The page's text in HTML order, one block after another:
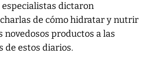
especialistas dictaron
de cómo hidratar y nutrir
novedosos productos a las
de estos diarios.